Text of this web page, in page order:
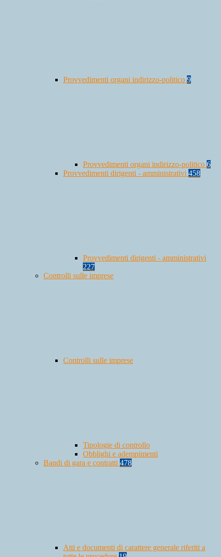
Provvedimenti organi indirizzo-politico 9
Provvedimenti organi indirizzo-politico 6
Provvedimenti dirigenti - amministrativi 458
Provvedimenti dirigenti - amministrativi
227
Controlli sulle imprese
Controlli sulle imprese
Tipologie di controllo
Obblighi e adempimenti
Bandi di gara e contratti 478
Atti e documenti di carattere generale riferiti a